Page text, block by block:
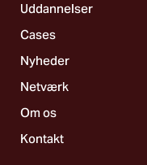
Uddannelser
Cases
Nyheder
Netværk
Om os
Kontakt